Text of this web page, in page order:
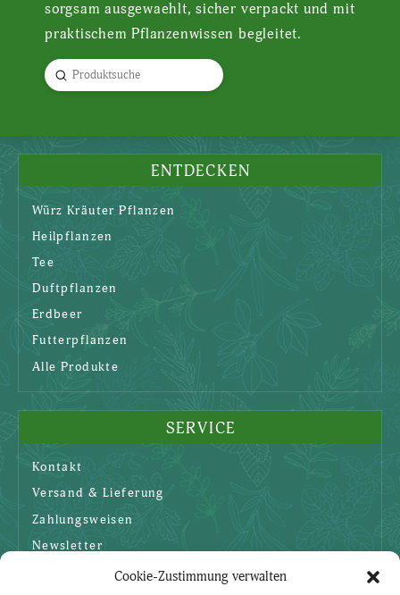
Cookie-Zustimmung verwalten
sorgsam ausgewaehlt, sicher verpackt und mit
praktischem Pflanzenwissen begleitet.
Search
Submit
ENTDECKEN
Würz Kräuter Pflanzen
Heilpflanzen
Tee
Duftpflanzen
Erdbeer
Futterpflanzen
Alle Produkte
SERVICE
Kontakt
Versand & Lieferung
Zahlungsweisen
Newsletter